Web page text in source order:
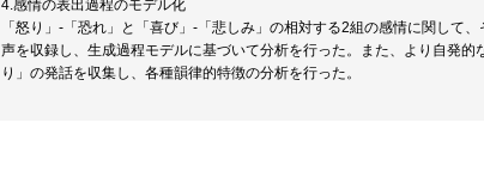
4.感情の表出過程のモデル化
「怒り」-「恐れ」と「喜び」-「悲しみ」の相対する2組の感情に関して
声を収録し、生成過程モデルに基づいて分析を行った。また、より自発
り」の発話を収集し、各種韻律的特徴の分析を行った。